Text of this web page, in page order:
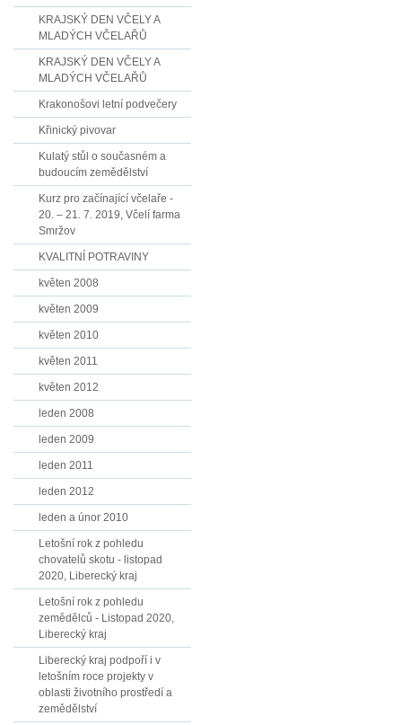
KRAJSKÝ DEN VČELY A
MLADÝCH VČELAŘŮ
KRAJSKÝ DEN VČELY A
MLADÝCH VČELAŘŮ
Krakonošovi letní podvečery
Křinický pivovar
Kulatý stůl o současném a
budoucím zemědělství
Kurz pro začínající včelaře -
20. – 21. 7. 2019, Včelí farma
Smržov
KVALITNÍ POTRAVINY
květen 2008
květen 2009
květen 2010
květen 2011
květen 2012
leden 2008
leden 2009
leden 2011
leden 2012
leden a únor 2010
Letošní rok z pohledu
chovatelů skotu - listopad
2020, Liberecký kraj
Letošní rok z pohledu
zemědělců - Listopad 2020,
Liberecký kraj
Liberecký kraj podpoří i v
letošním roce projekty v
oblasti životního prostředí a
zemědělství